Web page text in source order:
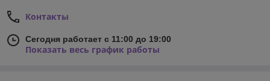
Контакты
Сегодня работает с 11:00 до 19:00
Показать весь график работы